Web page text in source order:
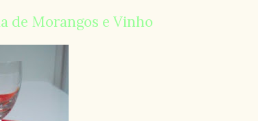
de Morangos e Vinho